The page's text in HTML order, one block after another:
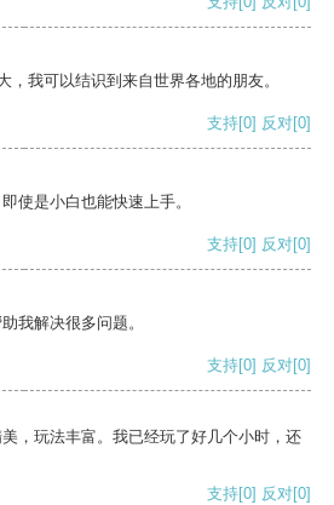
，我可以结识到来自世界各地的朋友。
支持[0] 反对[0]
使是小白也能快速上手。
支持[0] 反对[0]
我解决很多问题。
支持[0] 反对[0]
，玩法丰富。我已经玩了好几个小时，还
支持[0] 反对[0]